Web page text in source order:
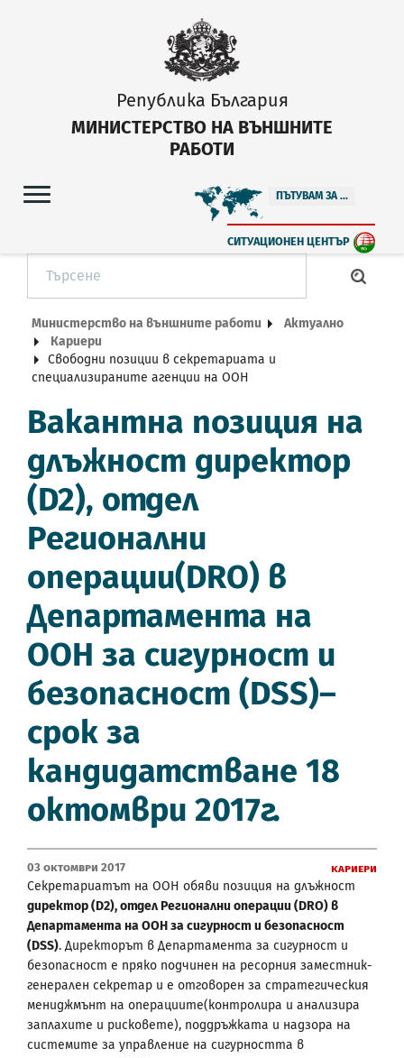
Република България
МИНИСТЕРСТВО НА ВЪНШНИТЕ
РАБОТИ
ПЪТУВАМ ЗА ...
СИТУАЦИОНЕН ЦЕНТЪР
Министерство на външните работи
Актуално
Кариери
Свободни позиции в секретариата и
специализираните агенции на ООН
Вакантна позиция на
длъжност директор
(D2), отдел
Регионални
операции(DRO) в
Департамента на
ООН за сигурност и
безопасност (DSS)–
срок за
кандидатстване 18
октомври 2017г.
03 Октомври 2017 Кариери
Секретариатът на ООН обяви позиция на длъжност
директор (D2), отдел Регионални операции (DRO) в
Департамента на ООН за сигурност и безопасност
(DSS). Директорът в Департамента за сигурност и
безопасност е пряко подчинен на ресорния заместник-
генерален секретар и е отговорен за стратегическия
мениджмънт на операциите(контролира и анализира
заплахите и рисковете), поддръжката и надзора на
системите за управление на сигурността в